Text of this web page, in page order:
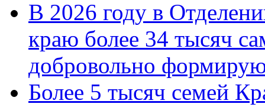
В 2026 году в
краю более 34 тысяч
добровольно
Более 5 тысяч семей